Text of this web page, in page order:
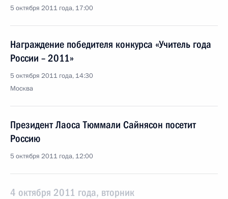
5 октября 2011 года, 17:00
Награждение победителя конкурса «Учитель года
России – 2011»
5 октября 2011 года, 14:30
Москва
Президент Лаоса Тюммали Сайнясон посетит
Россию
5 октября 2011 года, 12:00
4 октября 2011 года, вторник